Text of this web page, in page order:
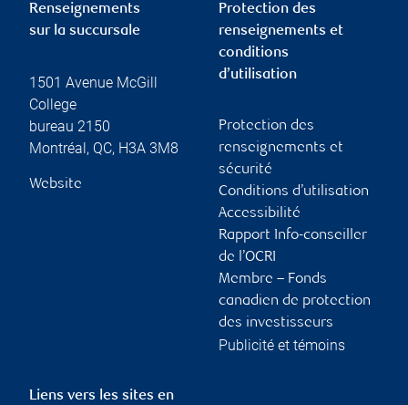
Renseignements
sur la succursale
1501 Avenue McGill
College
bureau 2150
Montréal, QC, H3A 3M8
Website
Protection des
renseignements et
conditions
d’utilisation
Protection des
renseignements et
sécurité
Conditions d’utilisation
Accessibilité
Rapport Info-conseiller
de l’OCRI
Membre – Fonds
canadien de protection
des investisseurs
Publicité et témoins
Liens vers les sites en